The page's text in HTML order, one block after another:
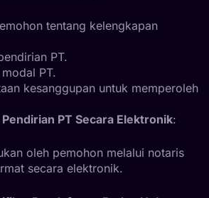
tentang kelengkapan
PT.
PT.
kesanggupan untuk memperoleh
PT Secara Elektronik:
oleh pemohon melalui notaris
secara elektronik.